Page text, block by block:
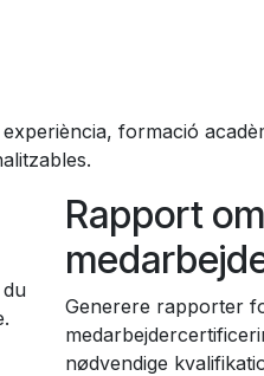
formació
Rapport om
Generere rapporter
nødvendige